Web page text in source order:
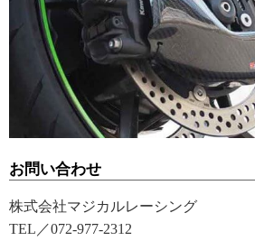
お問い合わせ
株式会社マジカルレーシング
TEL／072-977-2312